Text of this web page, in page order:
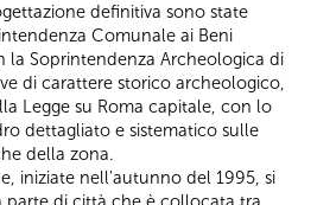
definitiva sono state
Comunale ai Beni
Soprintendenza Archeologica di
di carattere storico archeologico,
Legge su Roma capitale, con lo
dettagliato e sistematico sulle
della zona.
iniziate nell'autunno del 1995, si